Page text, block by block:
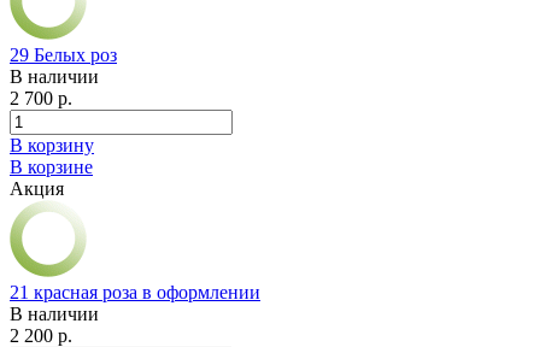
29 Белых роз
В наличии
2 700 р.
В корзину
В корзине
Акция
21 красная роза в оформлении
В наличии
2 200 р.